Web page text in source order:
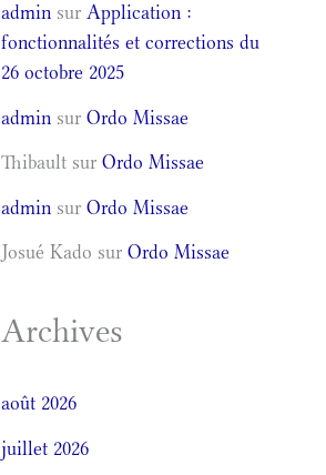
admin surApplication :
fonctionnalités et corrections du
26 octobre 2025
admin surOrdo Missae
Thibault surOrdo Missae
admin surOrdo Missae
Josué Kado surOrdo Missae
Archives
août 2026
juillet 2026